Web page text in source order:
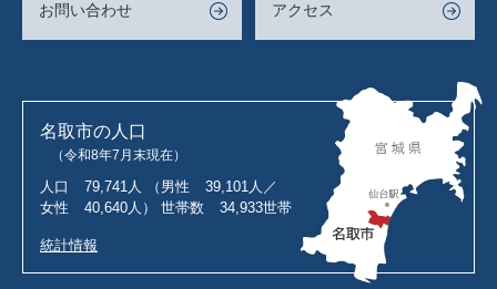
お問い合わせ アクセス
名取市の人口
（令和8年7月末現在）
人口 79,741人 （男性
39,101人／
女性
40,640人） 世帯数 34,933世帯
統計情報